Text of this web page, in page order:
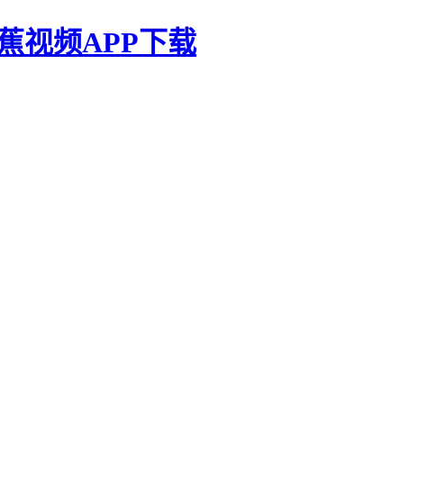
视频APP下载